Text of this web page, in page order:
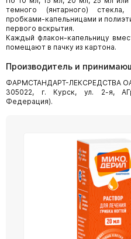
темного (янтарного) стекла,
пробками-капельницами и
первого вскрытия.
Каждый флакон-капельницу
помещают в пачку из картона.
Производитель и
ФАРМСТАНДАРТ-ЛЕКСРЕДСТВА
305022, г. Курск, ул. 2-я,
Федерация).